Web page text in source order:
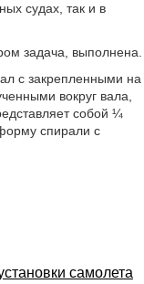
судах, так и в
задача, выполнена.
с закрепленными на
вокруг вала,
собой ¼
спирали с
самолета